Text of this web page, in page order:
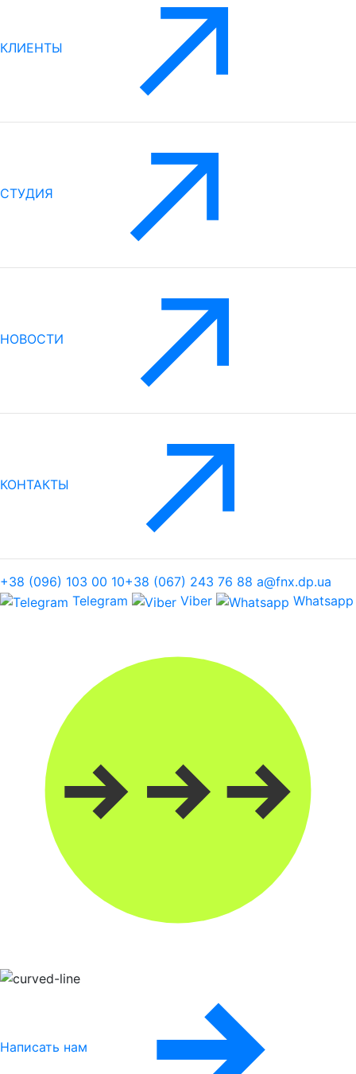
КЛИЕНТЫ
СТУДИЯ
НОВОСТИ
КОНТАКТЫ
+38 (096) 103 00 10+38 (067) 243 76 88 a@fnx.dp.ua
Telegram
Viber Whatsapp
Написать нам